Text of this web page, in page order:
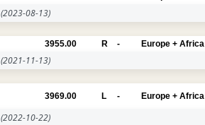
(2023-08-13)
3955.00 R - Europe + Africa
(2021-11-13)
3969.00 L - Europe + Africa
(2022-10-22)